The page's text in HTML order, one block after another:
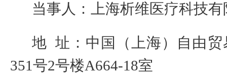
当事人：
上海析维医疗科技
地 址：中国（上海）自由
351号2号楼A664-18室